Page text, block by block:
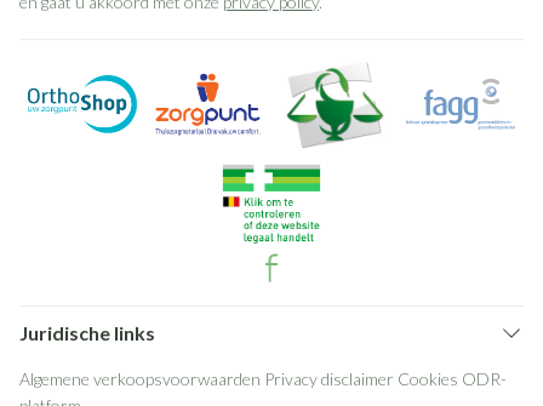
Juridische links
Algemene verkoopsvoorwaarden Privacy disclaimer Cookies ODR-